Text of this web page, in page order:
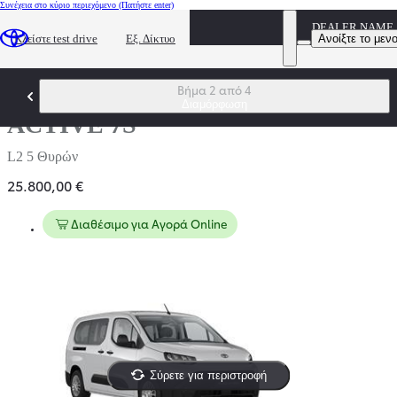
Συνέχεια στο κύριο περιεχόμενο (Πατήστε enter)
Κλείστε test drive Εξ. Δίκτυο
DEALER NAME
Ανοίξτε το
Βήμα 2 από 4
Proace City Verso
ACTIVE 7S
L2 5 Θυρών
25.800,00 €
Διαθέσιμο για Αγορά Online
Σύρετε για περιστροφή